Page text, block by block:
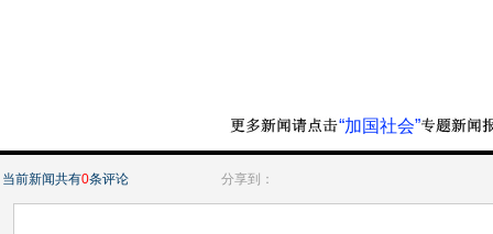
“加国社会”
当前新闻共有0条评论 分享到：